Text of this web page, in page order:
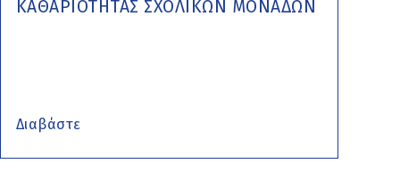
ΚΑΘΑΡΙΟΤΗΤΑΣ ΣΧΟΛΙΚΩΝ ΜΟΝΑΔΩΝ
Διαβάστε